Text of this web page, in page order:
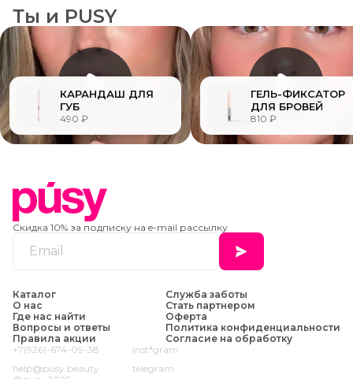
Ты и PUSY
КАРАНДАШ ДЛЯ
ГУБ
490 ₽
ГЕЛЬ-ФИКСАТОР
ДЛЯ БРОВЕЙ
810 ₽
Скидка 10% за подписку на e-mail рассылку
Каталог
О нас
Где нас найти
Вопросы и ответы
Правила акции
Служба заботы
Стать партнером
Оферта
Политика конфиденциальности
Согласие на обработку
+7(926)-674-09-38
inst*gram
help@pusy.beauty
telegram